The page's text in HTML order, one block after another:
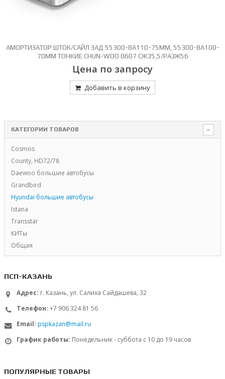
АМОРТИЗАТОР ШТОК/САЙЛ ЗАД 55300-8A110-75ММ, 55300-8A100-
70ММ ТОНКИЕ CHUN-WOO 0607 СЖ35,5/РАЗЖ56
Цена по запросу
Добавить в корзину
КАТЕГОРИИ ТОВАРОВ
Cosmos
County, HD72/78
Daewoo большие автобусы
Grandbird
Hyundai большие автобусы
Istana
Transstar
КИТы
Общая
ПСП-КАЗАНЬ
Адрес: г. Казань, ул. Салиха Сайдашева, 32
Телефон: +7 906 324 81 56
Email: pspkazan@mail.ru
График работы: Понедельник - суббота с 10 до 19 часов
ПОПУЛЯРНЫЕ ТОВАРЫ